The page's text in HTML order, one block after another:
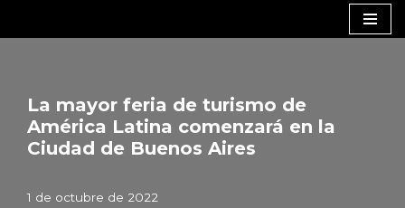
La mayor feria de turismo de
América Latina comenzará en la
Ciudad de Buenos Aires
1 de octubre de 2022